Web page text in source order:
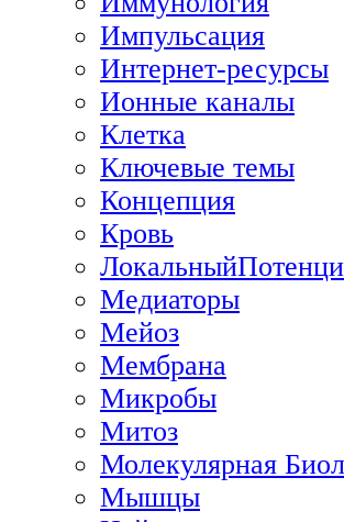
Импульсация
Интернет-ресурсы
Ионные каналы
Клетка
Ключевые темы
Концепция
Кровь
Медиаторы
Мейоз
Мембрана
Микробы
Митоз
Молекулярная
Мышцы